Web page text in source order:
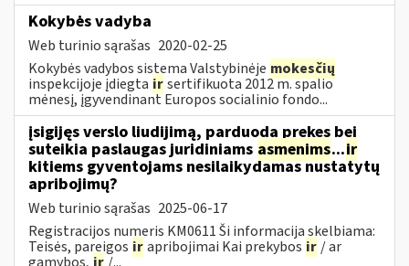
Kokybės vadyba
Web turinio sąrašas 2020-02-25
Kokybės vadybos sistema Valstybinėje mokesčių
inspekcijoje įdiegta irsertifikuota 2012 m. spalio
mėnesį, įgyvendinant Europos socialinio fondo...
įsigijęs verslo liudijimą, parduoda prekes bei
suteikia paslaugas juridiniams asmenims...ir
kitiems gyventojams nesilaikydamas nustatytų
apribojimų?
Web turinio sąrašas 2025-06-17
Registracijos numeris KM0611 Ši informacija skelbiama:
Teisės, pareigos irapribojimai Kai prekybos ir / ar
gamybos, ir /...